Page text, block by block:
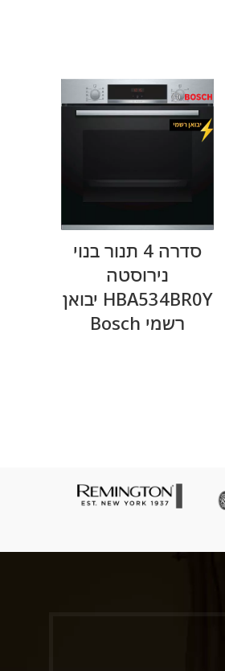
סדרה 4 תנור בנוי
נירוסטה
HBA534BR0Y יבואן
רשמי Bosch